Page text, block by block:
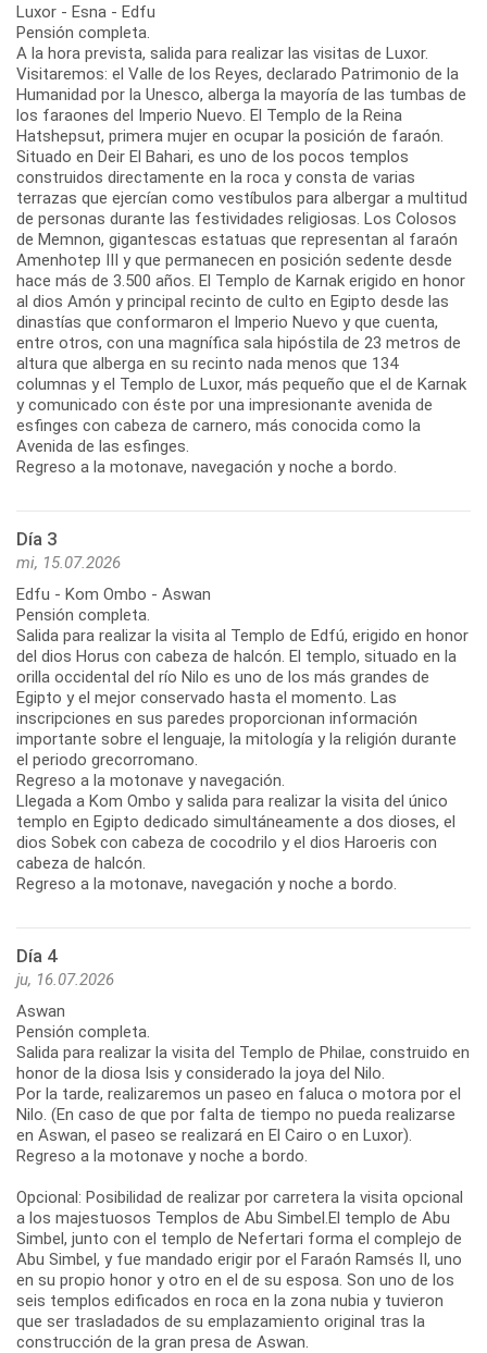
Luxor - Esna - Edfu
Pensión completa.
A la hora prevista, salida para realizar las visitas de Luxor.
Visitaremos: el Valle de los Reyes, declarado Patrimonio de la
Humanidad por la Unesco, alberga la mayoría de las tumbas de
los faraones del Imperio Nuevo. El Templo de la Reina
Hatshepsut, primera mujer en ocupar la posición de faraón.
Situado en Deir El Bahari, es uno de los pocos templos
construidos directamente en la roca y consta de varias
terrazas que ejercían como vestíbulos para albergar a multitud
de personas durante las festividades religiosas. Los Colosos
de Memnon, gigantescas estatuas que representan al faraón
Amenhotep III y que permanecen en posición sedente desde
hace más de 3.500 años. El Templo de Karnak erigido en honor
al dios Amón y principal recinto de culto en Egipto desde las
dinastías que conformaron el Imperio Nuevo y que cuenta,
entre otros, con una magnífica sala hipóstila de 23 metros de
altura que alberga en su recinto nada menos que 134
columnas y el Templo de Luxor, más pequeño que el de Karnak
y comunicado con éste por una impresionante avenida de
esfinges con cabeza de carnero, más conocida como la
Avenida de las esfinges.
Regreso a la motonave, navegación y noche a bordo.
Día 3
mi, 15.07.2026
Edfu - Kom Ombo - Aswan
Pensión completa.
Salida para realizar la visita al Templo de Edfú, erigido en honor
del dios Horus con cabeza de halcón. El templo, situado en la
orilla occidental del río Nilo es uno de los más grandes de
Egipto y el mejor conservado hasta el momento. Las
inscripciones en sus paredes proporcionan información
importante sobre el lenguaje, la mitología y la religión durante
el periodo grecorromano.
Regreso a la motonave y navegación.
Llegada a Kom Ombo y salida para realizar la visita del único
templo en Egipto dedicado simultáneamente a dos dioses, el
dios Sobek con cabeza de cocodrilo y el dios Haroeris con
cabeza de halcón.
Regreso a la motonave, navegación y noche a bordo.
Día 4
ju, 16.07.2026
Aswan
Pensión completa.
Salida para realizar la visita del Templo de Philae, construido en
honor de la diosa Isis y considerado la joya del Nilo.
Por la tarde, realizaremos un paseo en faluca o motora por el
Nilo. (En caso de que por falta de tiempo no pueda realizarse
en Aswan, el paseo se realizará en El Cairo o en Luxor).
Regreso a la motonave y noche a bordo.
Opcional: Posibilidad de realizar por carretera la visita opcional
a los majestuosos Templos de Abu Simbel.El templo de Abu
Simbel, junto con el templo de Nefertari forma el complejo de
Abu Simbel, y fue mandado erigir por el Faraón Ramsés II, uno
en su propio honor y otro en el de su esposa. Son uno de los
seis templos edificados en roca en la zona nubia y tuvieron
que ser trasladados de su emplazamiento original tras la
construcción de la gran presa de Aswan.